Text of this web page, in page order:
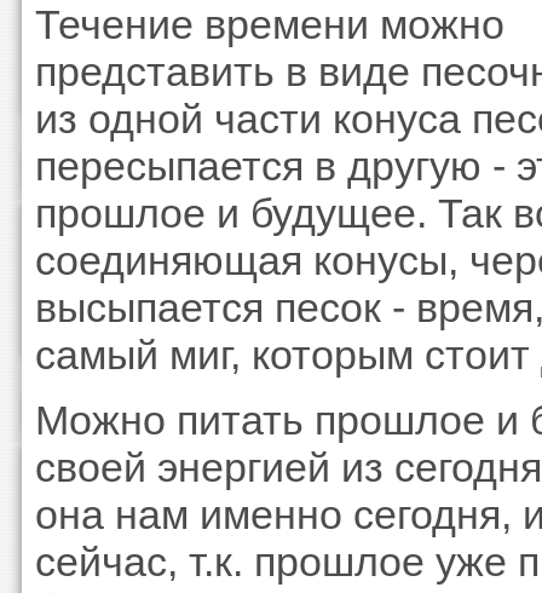
Течение времени можно
представить в виде
из одной части конуса
пересыпается в другую -
прошлое и будущее. Так
соединяющая конусы,
высыпается песок -
самый миг, которым
Можно питать прошлое и
своей энергией из
она нам именно сегодня,
сейчас, т.к. прошлое уже